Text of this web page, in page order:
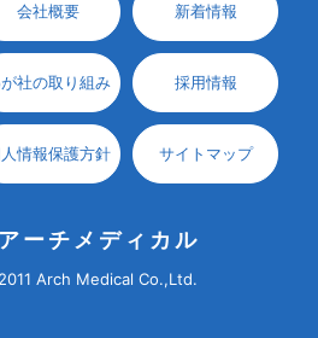
会社概要 新着情報
社の取り組み 採用情報
情報保護方針 サイトマップ
ーチメディカル
Arch Medical Co.,Ltd.